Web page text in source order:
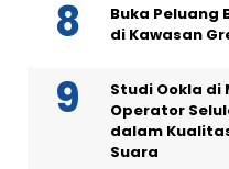
Buka Peluang
di Kawasan
Studi Ookla di
Operator
dalam
Suara